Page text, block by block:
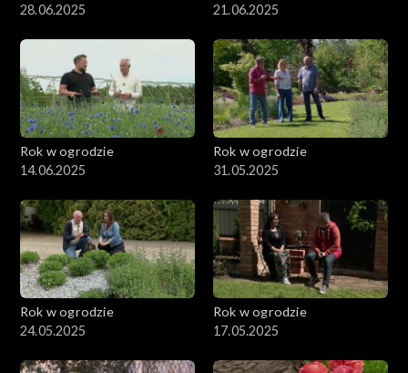
28.06.2025
21.06.2025
Rok w ogrodzie
14.06.2025
Rok w ogrodzie
31.05.2025
Rok w ogrodzie
24.05.2025
Rok w ogrodzie
17.05.2025